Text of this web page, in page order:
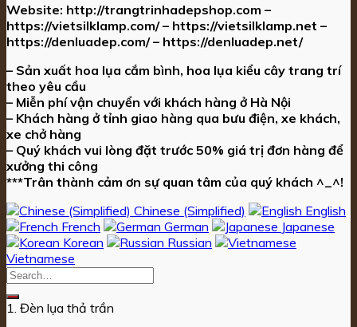
Website: http://trangtrinhadepshop.com –
https://vietsilklamp.com/ – https://vietsilklamp.net –
https://denluadep.com/ – https://denluadep.net/
– Sản xuất hoa lụa cắm bình, hoa lụa kiểu cây trang trí
theo yêu cầu
– Miễn phí vận chuyển với khách hàng ở Hà Nội
– Khách hàng ở tỉnh giao hàng qua bưu điện, xe khách,
xe chở hàng
– Quý khách vui lòng đặt trước 50% giá trị đơn hàng để
xưởng thi công
***Trân thành cảm ơn sự quan tâm của quý khách ^_^!
Chinese (Simplified)
English
French
German
Japanese
Korean
Russian
Vietnamese
1. Đèn lụa thả trần